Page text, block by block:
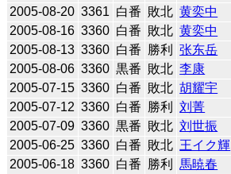
2005-08-20 3361 白番 敗北 黄奕中
2005-08-16 3360 白番 敗北 黄奕中
2005-08-13 3360 白番 勝利 张东岳
2005-08-06 3360 黒番 敗北 李康
2005-07-15 3360 白番 敗北 胡耀宇
2005-07-12 3360 白番 勝利 刘菁
2005-07-09 3360 黒番 敗北 刘世振
2005-06-25 3360 白番 敗北 王イク輝
2005-06-18 3360 白番 勝利 馬暁春